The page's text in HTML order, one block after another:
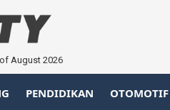
August 2026
PENDIDIKAN OTOMOTIF